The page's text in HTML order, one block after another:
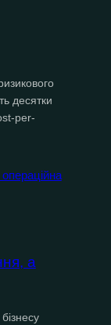
десятки
per-
а